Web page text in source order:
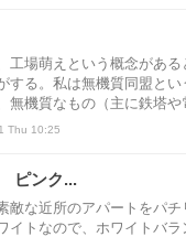
場萌えという概念がある
する。私は無機質同盟と
無機質なもの（主に鉄塔や
Thu 10:25
ピンク...
敵な近所のアパートをパ
イトなので、ホワイトバラ